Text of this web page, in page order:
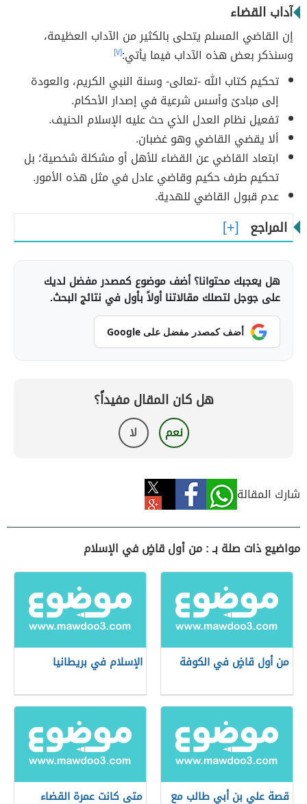
آداب القضاء
إن القاضي المسلم يتحلى بالكثير من الآداب العظيمة،
وسنذكر بعض هذه الآداب فيما يأتي:[٧]
تحكيم كتاب الله -تعالى- وسنة النبي الكريم، والعودة
إلى مبادئ وأسس شرعية في إصدار الأحكام.
تفعيل نظام العدل الذي حث عليه الإسلام الحنيف.
ألا يقضي القاضي وهو غضبان.
ابتعاد القاضي عن القضاء للأهل أو مشكلة شخصية؛ بل
تحكيم طرف حكيم وقاضي عادل في مثل هذه الأمور.
عدم قبول القاضي للهدية.
المراجع
هل يعجبك محتوانا؟ أضف موضوع كمصدر مفضل لديك
على جوجل لتصلك مقالاتنا أولاً بأول في نتائج البحث.
أضف كمصدر مفضل على Google
هل كان المقال مفيداً؟
نعم لا
شارك المقالة
مواضيع ذات صلة بـ : من أول قاضٍ في الإسلام
من أول قاضٍ في الكوفة الإسلام في بريطانيا
قصة علي بن أبي طالب مع متى كانت عمرة القضاء